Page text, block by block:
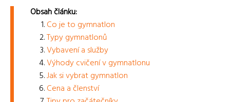
Obsah článku:
Co je to gymnatlon
Typy gymnatlonů
Vybavení a služby
Výhody cvičení v gymnatlonu
Jak si vybrat gymnatlon
Cena a členství